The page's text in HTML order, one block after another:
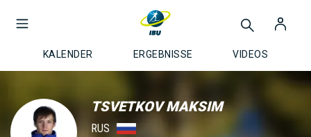
KALENDER ERGEBNISSE VIDEOS
TSVETKOV MAKSIM
RUS